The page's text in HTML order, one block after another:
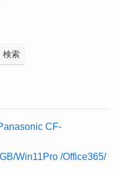
検索
CF-
Win11Pro /Office365/